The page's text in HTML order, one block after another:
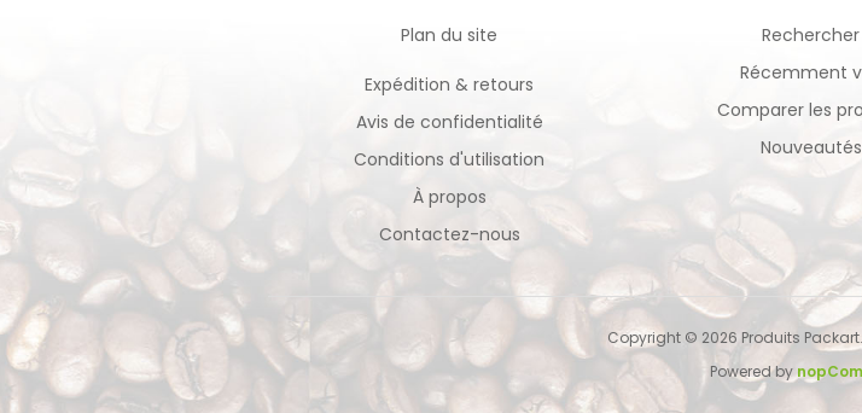
Plan du site
Expédition & retours
Avis de confidentialité
Conditions d'utilisation
À propos
Contactez-nous
Rechercher
Récemment
Comparer les
Nouveautés
Copyright © 2026 Produits
Powered by